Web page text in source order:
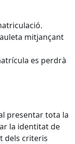
mitjançant
es perdrà
presentar tota la
la identitat de
dels criteris